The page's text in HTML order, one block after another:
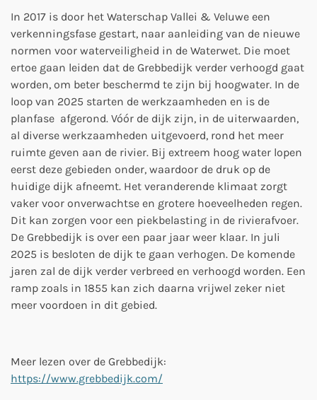
In 2017 is door het Waterschap Vallei & Veluwe een
verkenningsfase gestart, naar aanleiding van de nieuwe
normen voor waterveiligheid in de Waterwet. Die moet
ertoe gaan leiden dat de Grebbedijk verder verhoogd gaat
worden, om beter beschermd te zijn bij hoogwater. In de
loop van 2025 starten de werkzaamheden en is de
planfase afgerond. Vóór de dijk zijn, in de uiterwaarden,
al diverse werkzaamheden uitgevoerd, rond het meer
ruimte geven aan de rivier. Bij extreem hoog water lopen
eerst deze gebieden onder, waardoor de druk op de
huidige dijk afneemt. Het veranderende klimaat zorgt
vaker voor onverwachtse en grotere hoeveelheden regen.
Dit kan zorgen voor een piekbelasting in de rivierafvoer.
De Grebbedijk is over een paar jaar weer klaar. In juli
2025 is besloten de dijk te gaan verhogen. De komende
jaren zal de dijk verder verbreed en verhoogd worden. Een
ramp zoals in 1855 kan zich daarna vrijwel zeker niet
meer voordoen in dit gebied.
Meer lezen over de Grebbedijk:
https://www.grebbedijk.com/